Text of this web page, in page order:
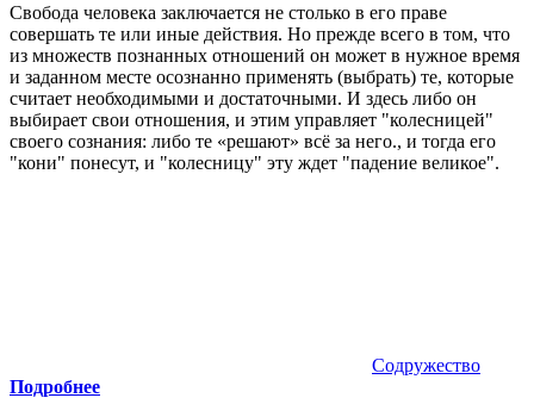
Свобода человека заключается не столько в его праве
совершать те или иные действия. Но прежде всего в том, что
из множеств познанных отношений он может в нужное время
и заданном месте осознанно применять (выбрать) те, которые
считает необходимыми и достаточными. И здесь либо он
выбирает свои отношения, и этим управляет "колесницей"
своего сознания: либо те «решают» всё за него., и тогда его
"кони" понесут, и "колесницу" эту ждет "падение великое".
Содружество
Подробнее